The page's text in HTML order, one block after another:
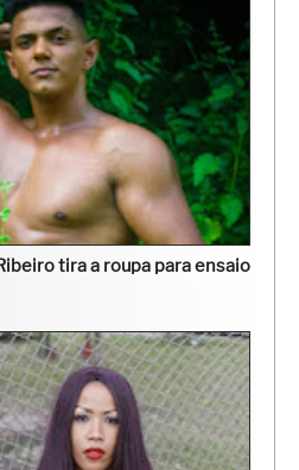
tira a roupa para ensaio